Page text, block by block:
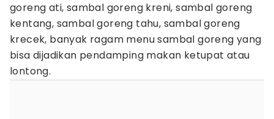
goreng ati, sambal goreng kreni, sambal goreng
kentang, sambal goreng tahu, sambal goreng
krecek, banyak ragam menu sambal goreng yang
bisa dijadikan pendamping makan ketupat atau
lontong.